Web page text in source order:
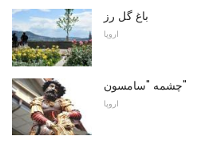
باغ گل رز
اروپا
چشمه "سامسون"
اروپا